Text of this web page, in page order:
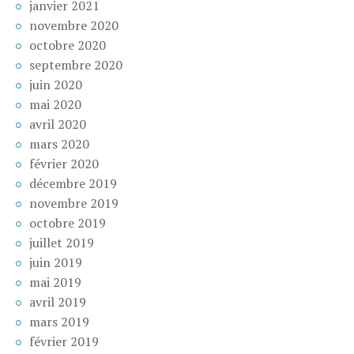
janvier 2021
novembre 2020
octobre 2020
septembre 2020
juin 2020
mai 2020
avril 2020
mars 2020
février 2020
décembre 2019
novembre 2019
octobre 2019
juillet 2019
juin 2019
mai 2019
avril 2019
mars 2019
février 2019